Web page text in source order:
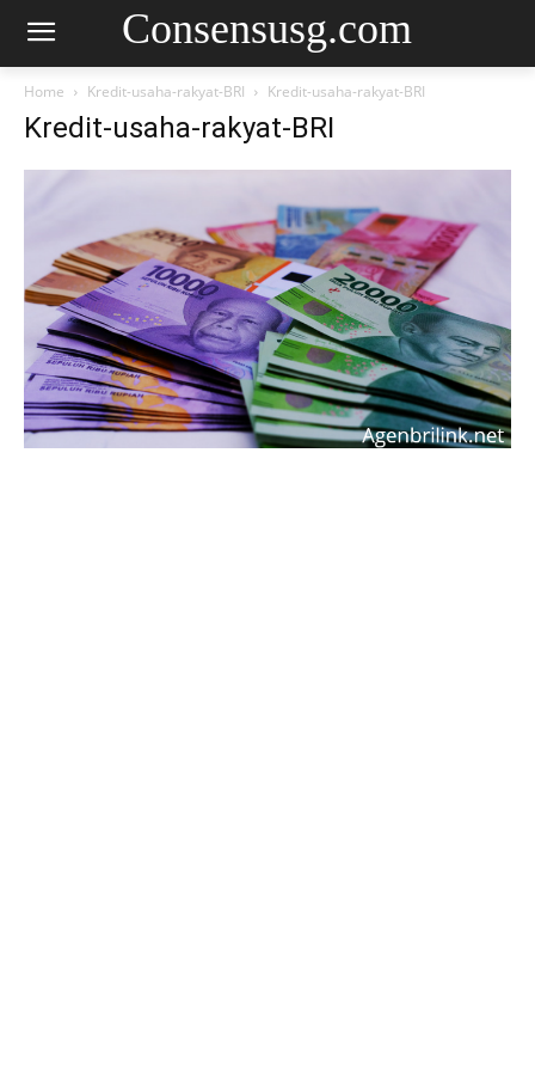
Consensusg.com
Home Kredit-usaha-rakyat-BRI Kredit-usaha-rakyat-BRI
Kredit-usaha-rakyat-BRI